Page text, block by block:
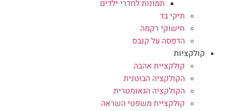
תמונות לחדרי ילדים
תיקי בד
חישוקי רקמה
הדפסה על קנבס
קולקציות
קולקציית אהבה
הקולקציה הבוטנית
הקולקציה הגאומטרית
קולקציית משפטי השראה